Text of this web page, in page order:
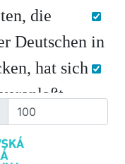
ten, die
r Deutschen in
ken, hat sich
eranlaßt
m Actions-
eld